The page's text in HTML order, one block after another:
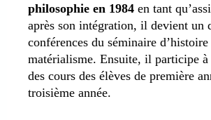
philosophie en 1984 en tant
après son intégration, il devient un
conférences du séminaire d’histoire
matérialisme. Ensuite, il participe à
des cours des élèves de première
troisième année.